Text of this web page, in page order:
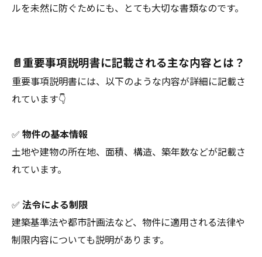
ルを未然に防ぐためにも、とても大切な書類なのです。
📄重要事項説明書に記載される主な内容とは？
重要事項説明書には、以下のような内容が詳細に記載さ
れています👇
✅ 物件の基本情報
土地や建物の所在地、面積、構造、築年数などが記載さ
れています。
✅ 法令による制限
建築基準法や都市計画法など、物件に適用される法律や
制限内容についても説明があります。